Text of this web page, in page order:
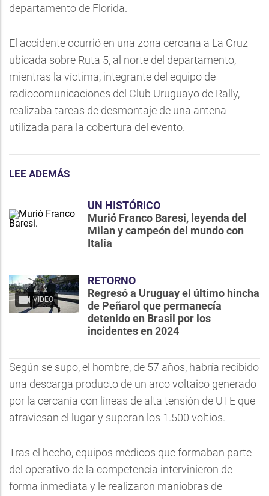
departamento de Florida.
El accidente ocurrió en una zona cercana a La Cruz
ubicada sobre Ruta 5, al norte del departamento,
mientras la víctima, integrante del equipo de
radiocomunicaciones del Club Uruguayo de Rally,
realizaba tareas de desmontaje de una antena
utilizada para la cobertura del evento.
LEE ADEMÁS
UN HISTÓRICO
Murió Franco Baresi, leyenda del
Milan y campeón del mundo con
Italia
VIDEO
RETORNO
Regresó a Uruguay el último hincha
de Peñarol que permanecía
detenido en Brasil por los
incidentes en 2024
Según se supo, el hombre, de 57 años, habría recibido
una descarga producto de un arco voltaico generado
por la cercanía con líneas de alta tensión de UTE que
atraviesan el lugar y superan los 1.500 voltios.
Tras el hecho, equipos médicos que formaban parte
del operativo de la competencia intervinieron de
forma inmediata y le realizaron maniobras de